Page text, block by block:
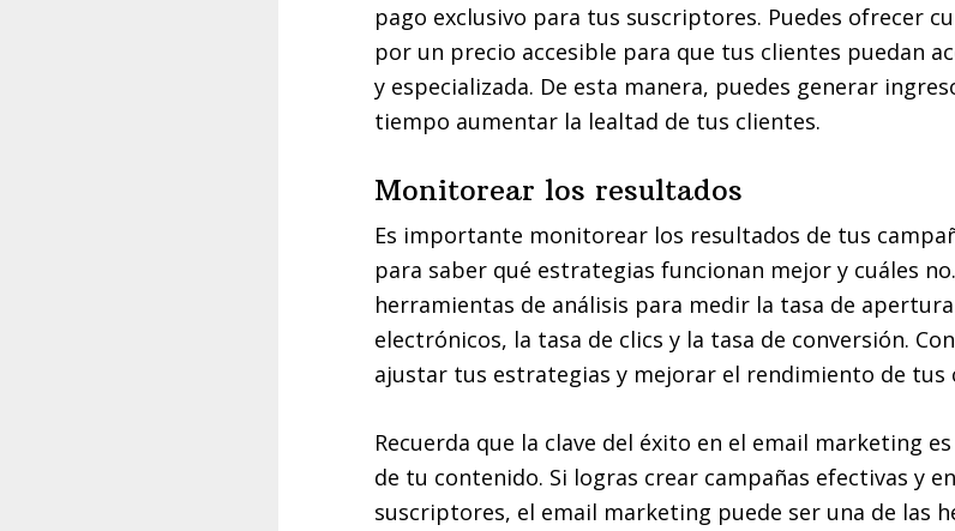
pago exclusivo para tus suscriptores. Puedes ofrecer
por un precio accesible para que tus clientes puedan
y especializada. De esta manera, puedes generar
tiempo aumentar la lealtad de tus clientes.
Monitorear los resultados
Es importante monitorear los resultados de tus
para saber qué estrategias funcionan mejor y cuáles
herramientas de análisis para medir la tasa de
electrónicos, la tasa de clics y la tasa de conversión.
ajustar tus estrategias y mejorar el rendimiento de tus
Recuerda que la clave del éxito en el email marketing
de tu contenido. Si logras crear campañas efectivas y
suscriptores, el email marketing puede ser una de las